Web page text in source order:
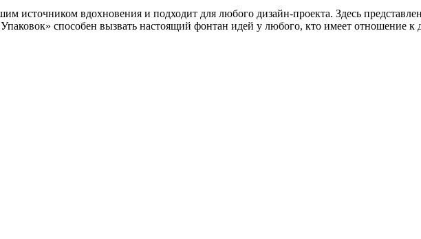
источником вдохновения и подходит для любого дизайн-проекта. Здесь
способен вызвать настоящий фонтан идей у любого, кто имеет отношение к